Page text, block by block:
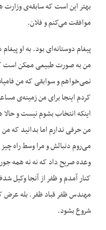
بهتر این است که سابقه‌ی وزارت
موافقت می‌کنم و فلان.
پیغام دوستانه‌ای بود. به او
من به صورت طبیعی ممکن است
نمی‌خواهم و سوابقی که من
کردم اینجا برای من زمینه‌ی
اینکه انتخاب بشوم نیست و
من حرفی ندارم اما بدانید که من
می‌روم دنبالش و مرا وسط راه
وعده صریح داد که نه نه همه
کنار آمدم و ظفر از آنجا وکیل
مهندس ظفر قباد ظفر. بله عرض
شروع بشود.